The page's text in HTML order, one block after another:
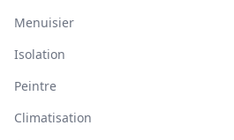
Menuisier
Isolation
Peintre
Climatisation